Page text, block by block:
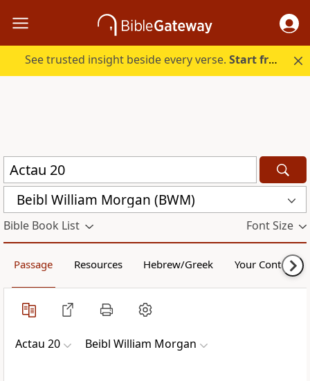
See trusted insight beside every verse.Start free.
Beibl William Morgan (BWM)
Bible Book List Font Size
Passage Resources Hebrew/Greek Your Content
Actau 20 Beibl William Morgan